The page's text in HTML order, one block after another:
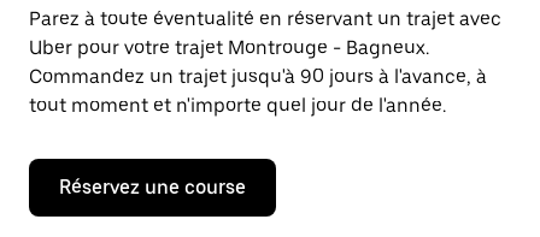
sélectionner
une
date.
Appuyez
sur
la
Échap
pour
fermer
Parez à toute éventualité en réservant un trajet avec
Uber pour votre trajet Montrouge - Bagneux.
Commandez un trajet jusqu'à 90 jours à l'avance, à
tout moment et n'importe quel jour de l'année.
Réservez une course